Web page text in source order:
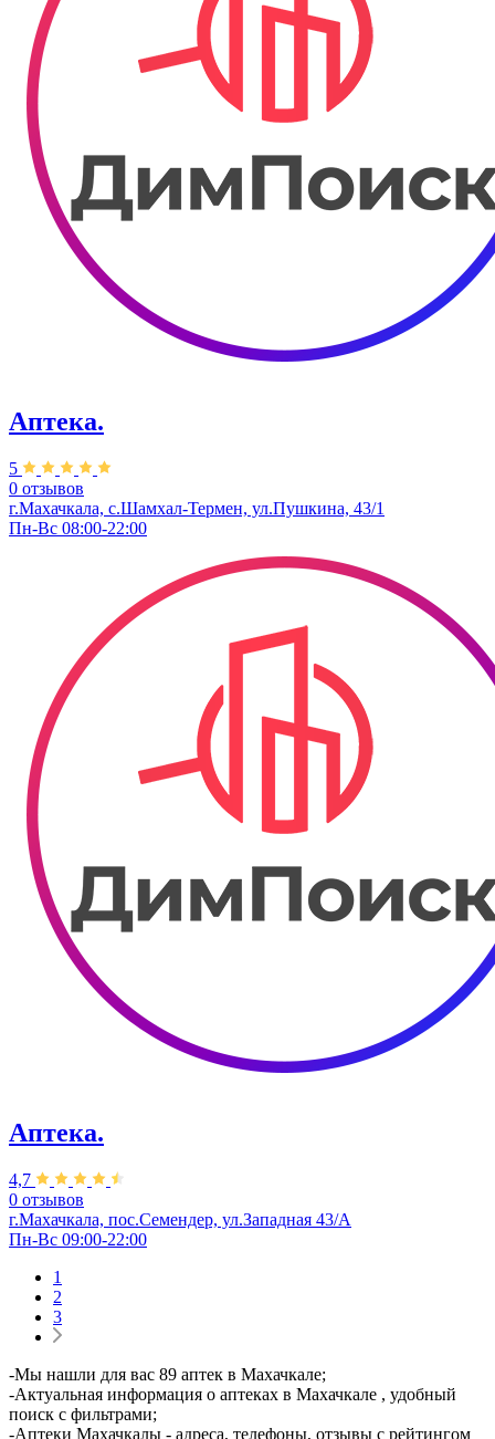
Аптека.
5
0 отзывов
г.Махачкала, с.Шамхал-Термен, ул.​Пушкина, 43/1
Пн-Вс 08:00-22:00
Аптека.
4,7
0 отзывов
г.Махачкала, пос.Семендер, ул.Западная 43/А
Пн-Вс 09:00-22:00
1
2
3
-Мы нашли для вас 89 аптек в Махачкале;
-Актуальная информация о аптеках в Махачкале , удобный
поиск с фильтрами;
-Аптеки Махачкалы - адреса, телефоны, отзывы с рейтингом